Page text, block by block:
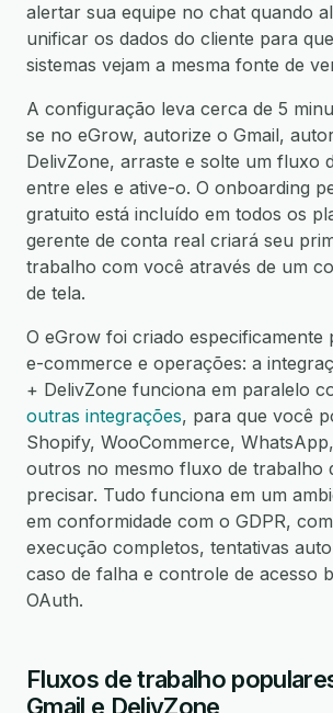
alertar sua equipe no chat quando
unificar os dados do cliente para
sistemas vejam a mesma fonte de
A configuração leva cerca de 5
se no eGrow, autorize o Gmail,
DelivZone, arraste e solte um fluxo
entre eles e ative-o. O onboarding
gratuito está incluído em todos os
gerente de conta real criará seu
trabalho com você através de um
de tela.
O eGrow foi criado especificamente
e-commerce e operações: a
+ DelivZone funciona em paralelo
outras integrações, para que você
Shopify, WooCommerce,
outros no mesmo fluxo de trabalho
precisar. Tudo funciona em um
em conformidade com o GDPR,
execução completos, tentativas
caso de falha e controle de acesso
OAuth.
Fluxos de trabalho
Gmail e DelivZone